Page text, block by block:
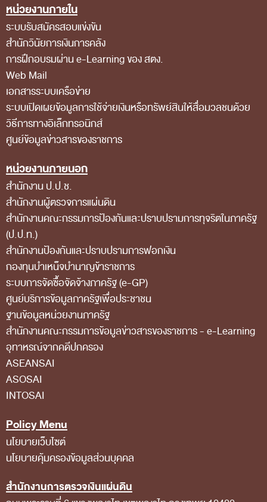
ข้อมูลสาธารณะ
ข่าวสารการจัดซื้อจัดจ้างของ สตง.
แผนการจัดซื้อจัดจ้าง
ประกาศประกวดราคา/ราคากลาง/ขายพัสดุเสื่อม
สภาพ
สรุปผลการจัดซื้อจัดจ้าง
ข้อมูลสาระสำคัญในสัญญา
พัสดุ
การประเมิน ITA
ศูนย์ข้อมูลข่าวสารของราชการ
การป้องกันการทุจริต
การส่งเสริมความโปร่งใส
การเปิดโอกาสให้เกิดการมีส่วนร่วม
การขับเคลื่อนจริยธรรม
รายงานผลการปฏิบัติงานประจำปี
รายงานผลการดำเนินงานของ สตง.
แผน/ผลการปฏิบัติงานและการใช้จ่าย
แผนพัฒนาทรัพยากรบุคคล
ธรรมจรรยา
รายงานของผู้สอบบัญชีและรายงานการเงินของ สตง.
รายงานผลตามนโยบาย No Gift Policy
Footer Menu
หน่วยงานภายใน
ระบบรับสมัครสอบแข่งขัน
สำนักวินัยการเงินการคลัง
การฝึกอบรมผ่าน e-Learning ของ สตง.
Web Mail
เอกสารระบบเครือข่าย
ระบบเปิดเผยข้อมูลการใช้จ่ายเงินหรือทรัพย์สินให้สื่อมวลชนด้วย
วิธีการทางอิเล็กทรอนิกส์
ศูนย์ข้อมูลข่าวสารของราชการ
หน่วยงานภายนอก
สำนักงาน ป.ป.ช.
สำนักงานผู้ตรวจการแผ่นดิน
สำนักงานคณะกรรมการป้องกันและปราบปรามการทุจริตในภาครัฐ
(ป.ป.ท.)
สำนักงานป้องกันและปราบปรามการฟอกเงิน
กองทุนบำเหน็จบำนาญข้าราชการ
ระบบการจัดซื้อจัดจ้างภาครัฐ (e-GP)
ศูนย์บริการข้อมูลภาครัฐเพื่อประชาชน
ฐานข้อมูลหน่วยงานภาครัฐ
สํานักงานคณะกรรมการข้อมูลข่าวสารของราชการ - e-Learning
อุทาหรณ์จากคดีปกครอง
ASEANSAI
ASOSAI
INTOSAI
Policy Menu
นโยบายเว็บไซต์
นโยบายคุ้มครองข้อมูลส่วนบุคคล
สำนักงานการตรวจเงินแผ่นดิน